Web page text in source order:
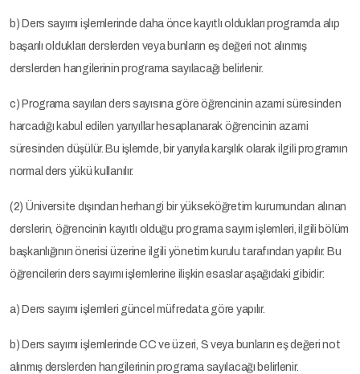
b) Ders sayımı işlemlerinde daha önce kayıtlı oldukları programda alıp
başarılı oldukları derslerden veya bunların eş değeri not alınmış
derslerden hangilerinin programa sayılacağı belirlenir.
c) Programa sayılan ders sayısına göre öğrencinin azami süresinden
harcadığı kabul edilen yarıyıllar hesaplanarak öğrencinin azami
süresinden düşülür. Bu işlemde, bir yarıyıla karşılık olarak ilgili programın
normal ders yükü kullanılır.
(2) Üniversite dışından herhangi bir yükseköğretim kurumundan alınan
derslerin, öğrencinin kayıtlı olduğu programa sayım işlemleri, ilgili bölüm
başkanlığının önerisi üzerine ilgili yönetim kurulu tarafından yapılır. Bu
öğrencilerin ders sayımı işlemlerine ilişkin esaslar aşağıdaki gibidir:
a) Ders sayımı işlemleri güncel müfredata göre yapılır.
b) Ders sayımı işlemlerinde CC ve üzeri, S veya bunların eş değeri not
alınmış derslerden hangilerinin programa sayılacağı belirlenir.